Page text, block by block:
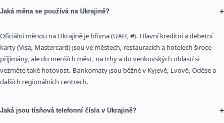
Jaká měna se používá na Ukrajině? +
Oficiální měnou na Ukrajině je hřivna (UAH, ₴). Hlavní kreditní a debetní
karty (Visa, Mastercard) jsou ve městech, restauracích a hotelech široce
přijímány, ale do menších měst, na trhy a do venkovských oblastí si
vezměte také hotovost. Bankomaty jsou běžné v Kyjevě, Lvově, Oděse a
dalších regionálních centrech.
Jaká jsou tísňová telefonní čísla v Ukrajině? +